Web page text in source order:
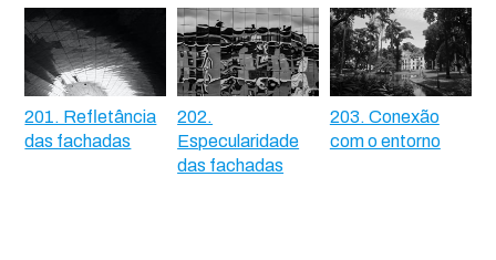
201. Refletância
das fachadas
202.
Especularidade
das fachadas
203. Conexão
com o entorno